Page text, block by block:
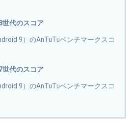
代のスコア
9）のAnTuTuベンチマークスコ
代のスコア
9）のAnTuTuベンチマークスコ